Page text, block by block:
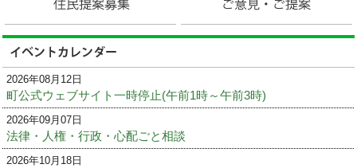
2026年08月12日
町公式ウェブサイト一時停止(午前1時～午前3時)
2026年09月07日
法律・人権・行政・心配ごと相談
2026年10月18日